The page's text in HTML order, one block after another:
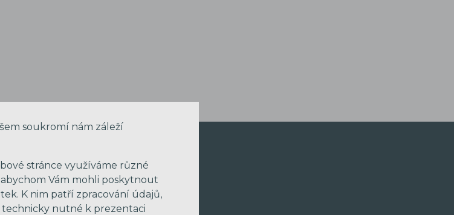
VAŠE JMÉNO
soukromí nám záleží
stránce využíváme různé
Vám mohli poskytnout
K nim patří zpracování údajů,
technicky nutné k prezentaci